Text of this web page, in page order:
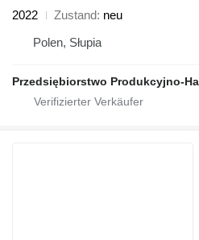
2022
Zustand neu
Polen, Słupia